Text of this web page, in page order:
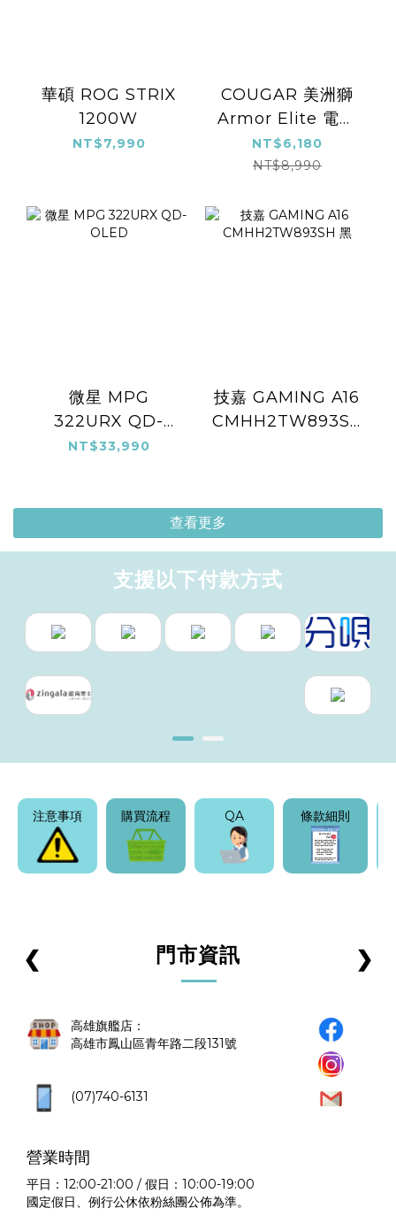
華碩 ROG STRIX
1200W
NT$7,990
COUGAR 美洲獅
Armor Elite 電競
椅
NT$6,180
NT$8,990
微星 MPG
322URX QD-
OLED
NT$33,990
技嘉 GAMING A16
CMHH2TW893SH
查看更多
支援以下付款方式
注意事項 購買流程 QA 條款細則
門市資訊
高雄旗艦店：
高雄市鳳山區青年路二段131號
(07)740-6131
營業時間
平日：12:00-21:00 / 假日：10:00-19:00
國定假日、例行公休依粉絲團公佈為準。
❮ ❯